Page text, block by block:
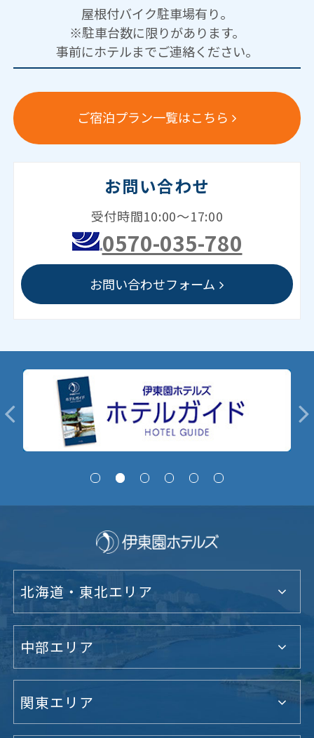
屋根付バイク駐車場有り。
※駐車台数に限りがあります。
事前にホテルまでご連絡ください。
ご宿泊プラン一覧はこちら
お問い合わせ
受付時間10:00～17:00
0570-035-780
お問い合わせフォーム
北海道・東北エリア
中部エリア
関東エリア